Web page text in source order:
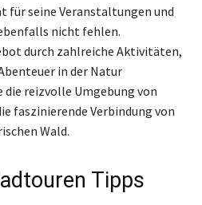
für seine Veranstaltungen und
nicht fehlen.
durch zahlreiche Aktivitäten,
in der Natur
die reizvolle Umgebung von
faszinierende Verbindung von
Wald.
Tipps